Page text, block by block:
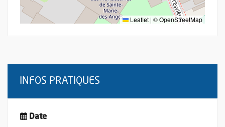
Leaflet | ©OpenStreetMap
INFOS PRATIQUES
Date